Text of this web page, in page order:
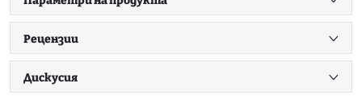
Рецензии
Дискусия